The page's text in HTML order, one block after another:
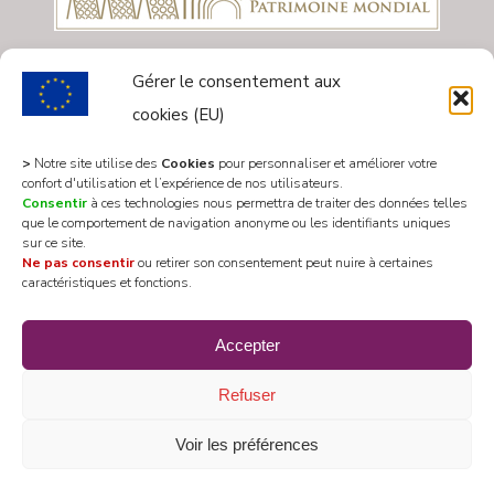
Gérer le consentement aux
cookies (EU)
> Notre site utilise des Cookies pour personnaliser et améliorer votre
confort d'utilisation et l’expérience de nos utilisateurs.
Consentir à ces technologies nous permettra de traiter des données telles
que le comportement de navigation anonyme ou les identifiants uniques
sur ce site.
Ne pas consentirou retirer son consentement peut nuire à certaines
caractéristiques et fonctions.
Accepter
Refuser
Voir les préférences
All rights reserved 2020 © Mairie Les Riceys